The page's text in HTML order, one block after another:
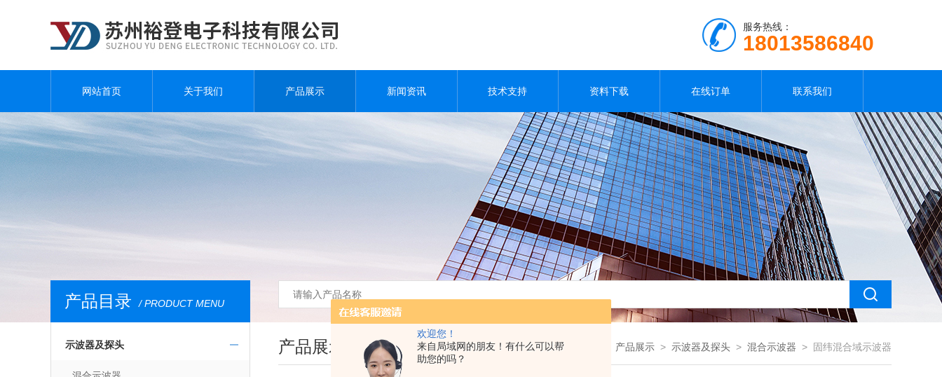
欢迎您！
来自局域网的朋友！有什么可以帮
助您的吗？
服务热线：
18013586840
网站首页 关于我们 产品展示 新闻资讯 技术支持 资料下载 在线订单 联系我们
产品目录 / PRODUCT MENU
示波器及探头 产品展示 您现在的位置： 产品展示 > 示波器及探头 > 混合示波器 > 固纬混合域示波器